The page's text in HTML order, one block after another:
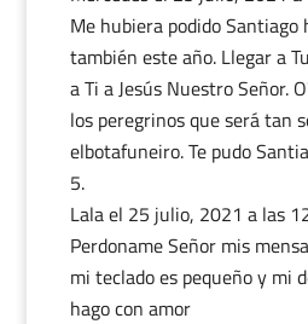
Me hubiera podido Santiago
también este año. Llegar a
a Ti a Jesús Nuestro Señor.
los peregrinos que será tan
elbotafuneiro. Te pudo
Lalael 25 julio, 2021 a las
Perdoname Señor mis
mi teclado es pequeño y mi
hago con amor